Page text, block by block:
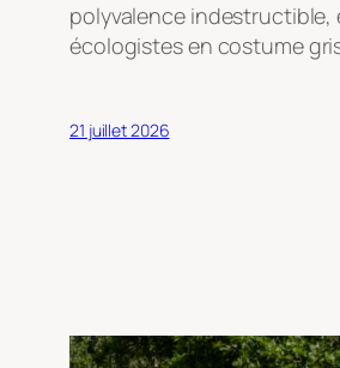
polyvalence indestructible,
écologistes en costume
21 juillet 2026